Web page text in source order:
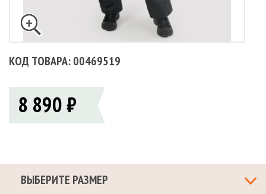
КОД ТОВАРА: 00469519
8 890 ₽
ВЫБЕРИТЕ РАЗМЕР